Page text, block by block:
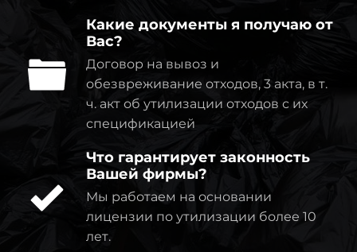
Какие документы я получаю от
Вас?
Договор на вывоз и
обезвреживание отходов, 3 акта, в т.
ч. акт об утилизации отходов с их
спецификацией
Что гарантирует законность
Вашей фирмы?
Мы работаем на основании
лицензии по утилизации более 10
лет.